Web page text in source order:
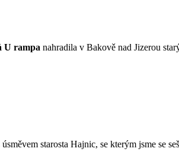
U rampa nahradila v Bakově nad Jizerou
starosta Hajnic, se kterým jsme se